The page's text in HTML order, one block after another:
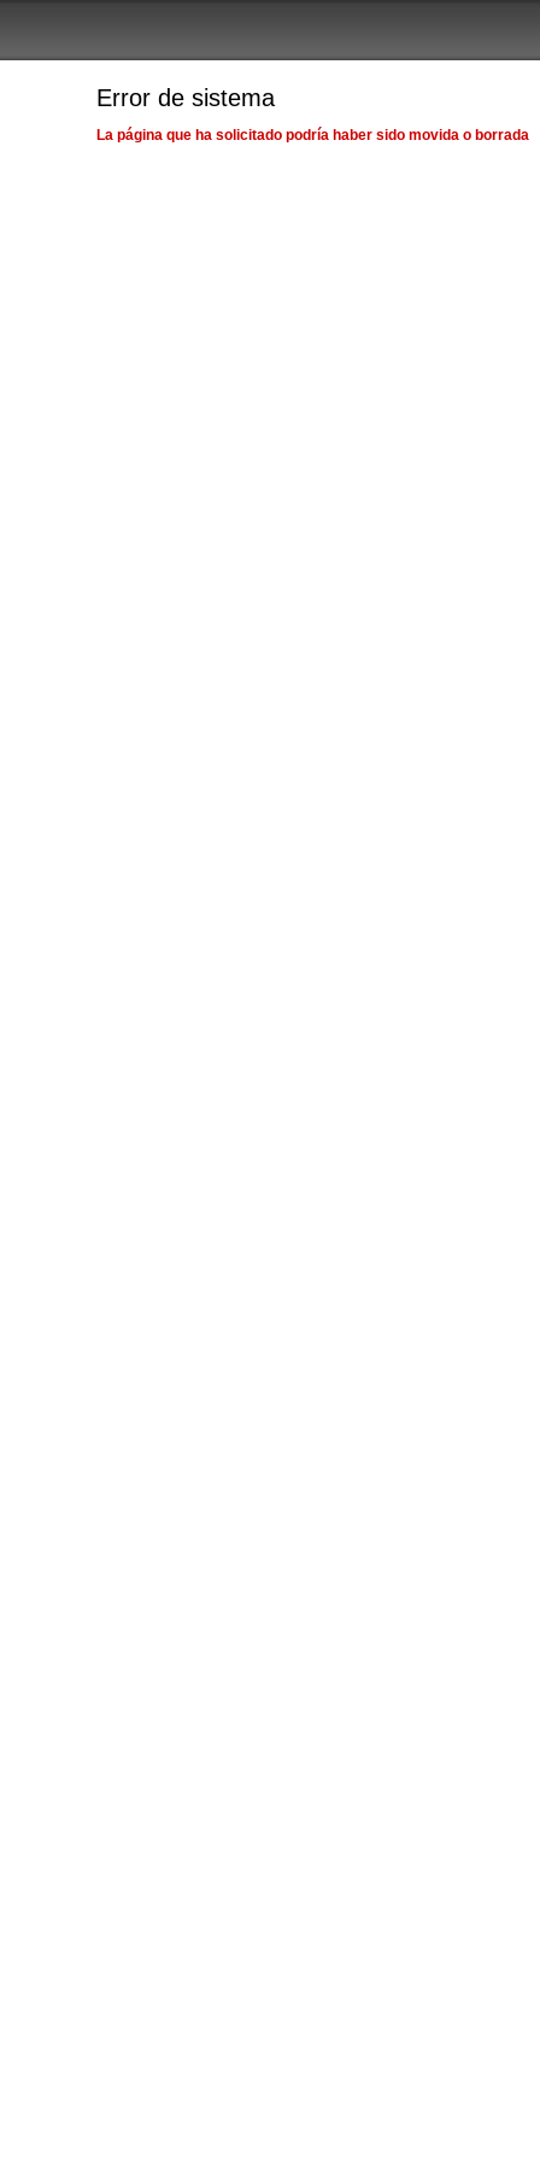
Error de sistema
La página que ha solicitado podría haber sido movida o borrada